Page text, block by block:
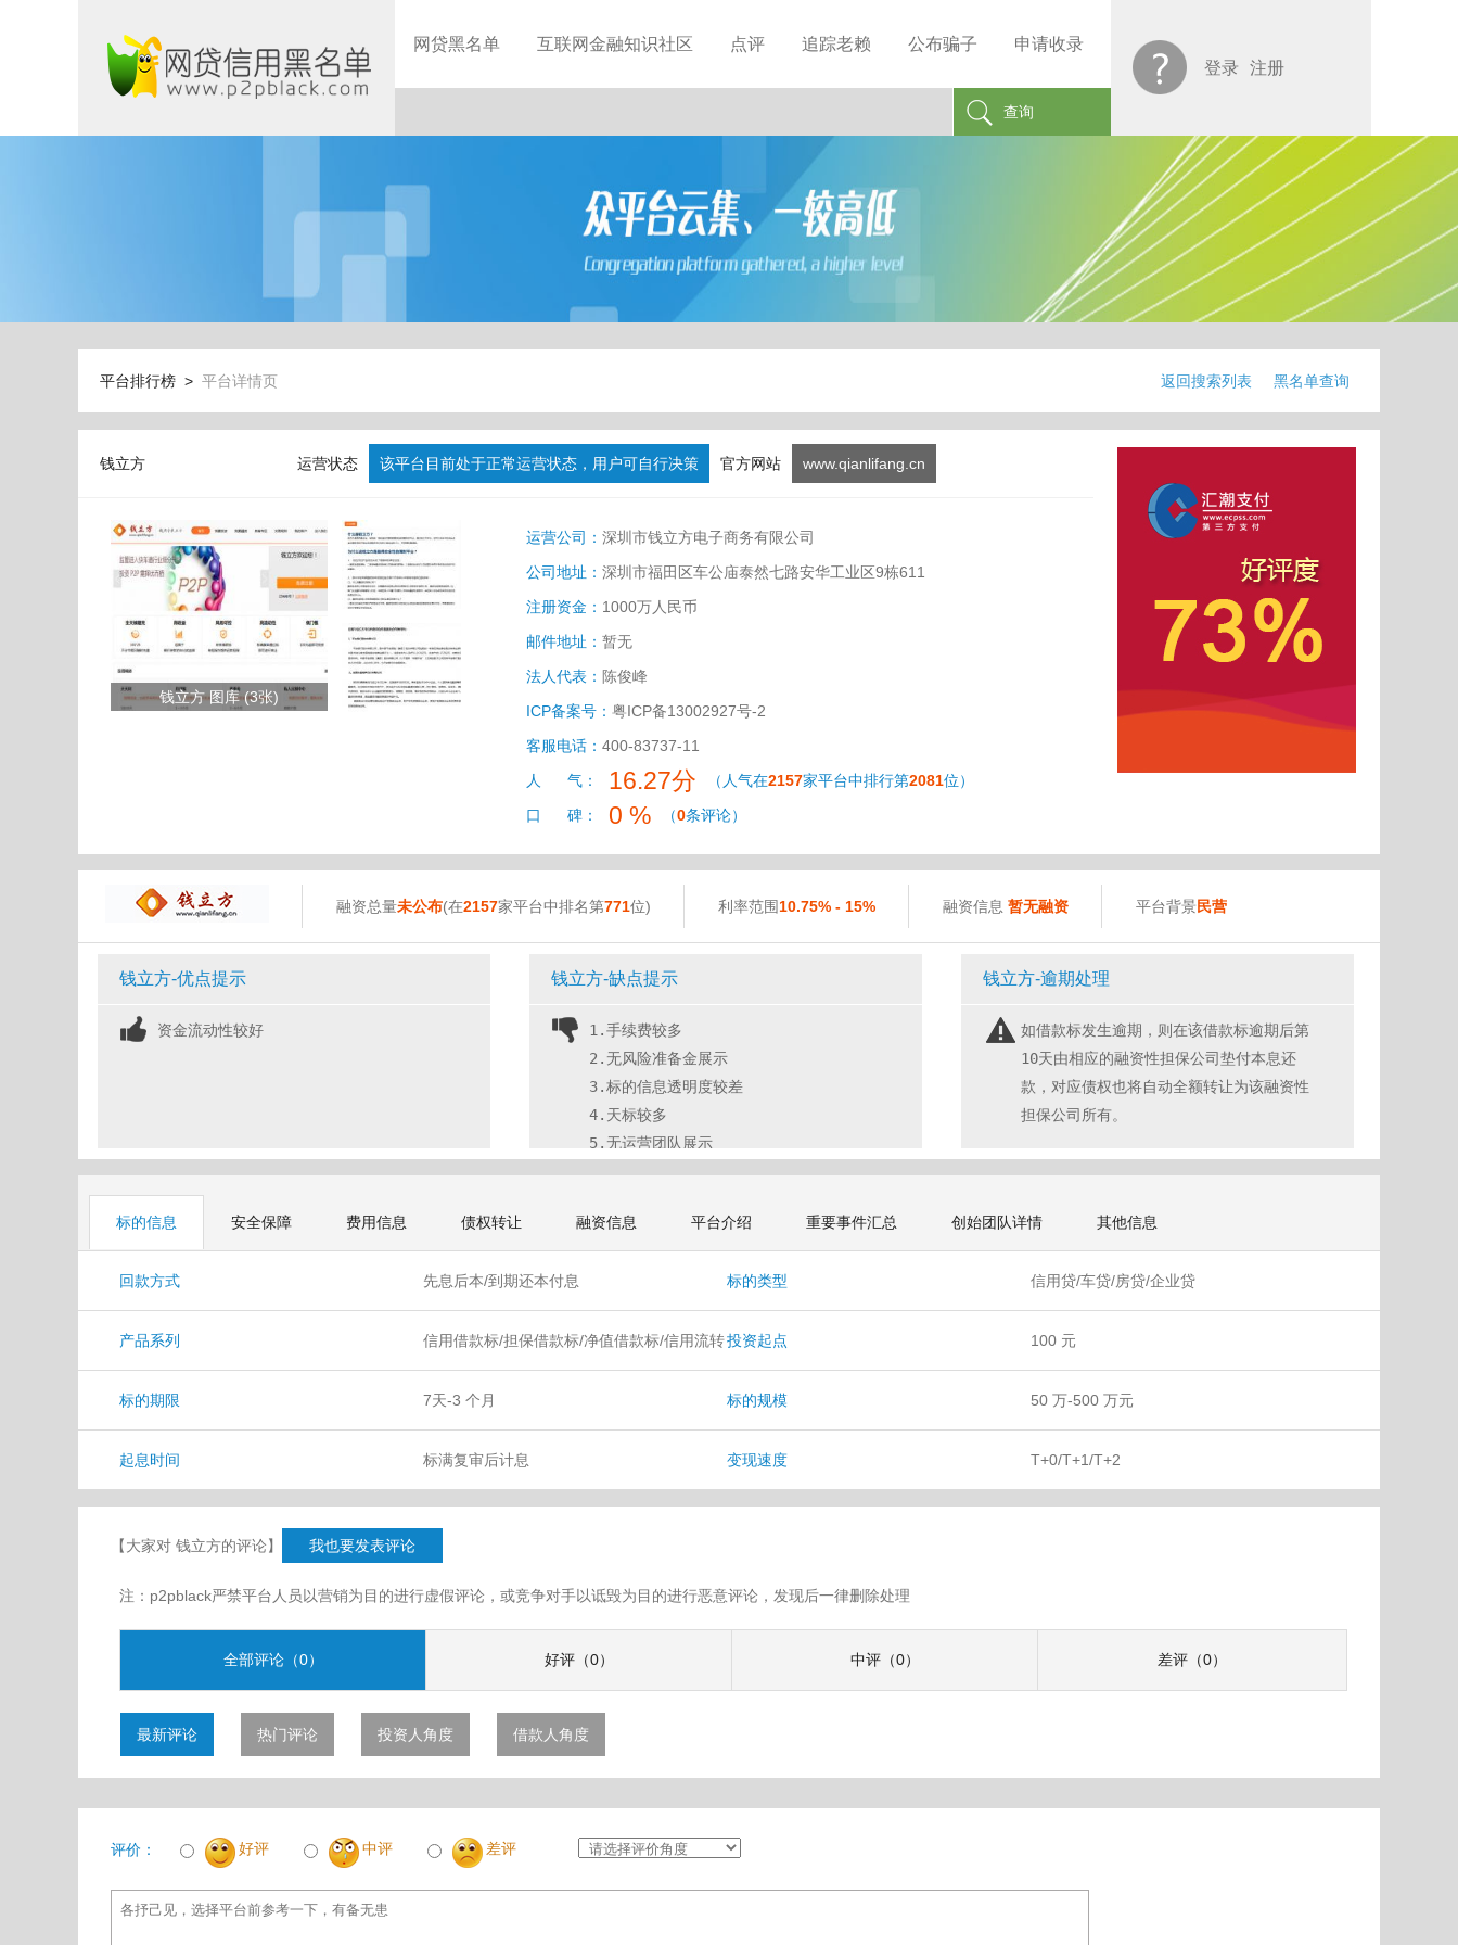
网贷黑名单 互联网金融知识社区 点评 追踪老赖 公布骗子 申请收录
查询
登录 注册
平台排行榜 > 平台详情页 返回搜索列表 黑名单查询
钱立方 运营状态 该平台目前处于正常运营状态，用户可自行决策 官方网站 www.qianlifang.cn
钱立方 图库 (3张)
运营公司： 深圳市钱立方电子商务有限公司
公司地址： 深圳市福田区车公庙泰然七路安华工业区9栋611
注册资金： 1000万人民币
邮件地址： 暂无
法人代表： 陈俊峰
ICP备案号： 粤ICP备13002927号-2
客服电话： 400-83737-11
人 气：
16.27分 （人气在2157家平台中排行第2081位）
口 碑：
0 % （0条评论）
融资总量未公布(在2157家平台中排名第771位) 利率范围10.75% - 15% 融资信息 暂无融资 平台背景民营
钱立方-优点提示
资金流动性较好
钱立方-缺点提示
1.手续费较多
2.无风险准备金展示
3.标的信息透明度较差
4.天标较多
5.无运营团队展示
钱立方-逾期处理
如借款标发生逾期，则在该借款标逾期后第
10天由相应的融资性担保公司垫付本息还
款，对应债权也将自动全额转让为该融资性
担保公司所有。
标的信息 安全保障 费用信息 债权转让 融资信息 平台介绍 重要事件汇总 创始团队详情 其他信息
回款方式 先息后本/到期还本付息 标的类型 信用贷/车贷/房贷/企业贷
产品系列 信用借款标/担保借款标/净值借款标/信用流转投资起点 100 元
标的期限 7天-3 个月 标的规模 50 万-500 万元
起息时间 标满复审后计息 变现速度 T+0/T+1/T+2
【大家对 钱立方的评论】 我也要发表评论
注：p2pblack严禁平台人员以营销为目的进行虚假评论，或竞争对手以诋毁为目的进行恶意评论，发现后一律删除处理
全部评论（0） 好评（0） 中评（0） 差评（0）
最新评论 热门评论 投资人角度 借款人角度
评价： 好评 中评 差评